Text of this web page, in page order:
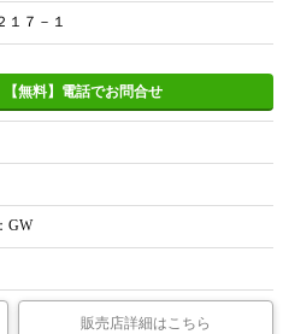
１７－１
【無料】電話でお問合せ
GW
販売店詳細はこちら